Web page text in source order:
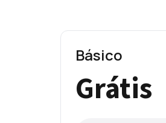
Básico
Grátis